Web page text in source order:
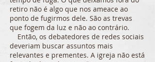
retiro não é algo que nos ameace ao
ponto de fugirmos dele. São as trevas
que fogem da luz e não ao contrário.
Então, os debatedores de redes sociais
deveriam buscar assuntos mais
relevantes e prementes. A igreja não está